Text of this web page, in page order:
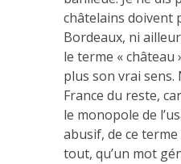
châtelains doivent
Bordeaux, ni
le terme « château
plus son vrai sens.
France du reste,
le monopole de
abusif, de ce terme
tout, qu’un mot